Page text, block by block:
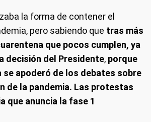
la forma de contener el
pero sabiendo que tras más
que pocos cumplen, ya
decisión del Presidente, porque
se apoderó de los debates sobre
de la pandemia. Las protestas
que anuncia la fase 1